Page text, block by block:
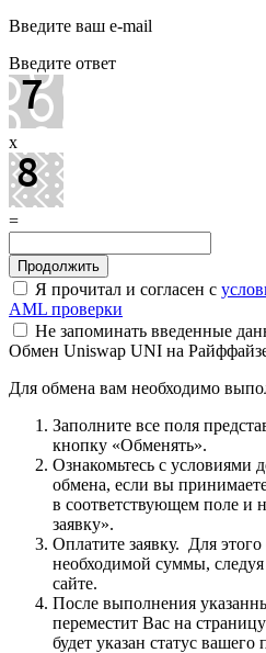
Введите ваш e-mail
Введите ответ
x
=
Я прочитал и согласен с
AML проверки
Не запоминать введенные
Обмен Uniswap UNI на
Для обмена вам необходимо
Заполните все поля
кнопку «Обменять».
Ознакомьтесь с условиями
обмена, если вы
в соответствующем поле и
заявку».
Оплатите заявку. Для
необходимой суммы,
сайте.
После выполнения
переместит Вас на
будет указан статус вашего